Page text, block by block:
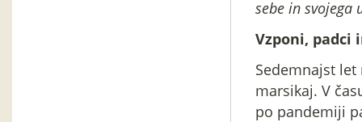
sebe in svojega
Vzponi, padci
Sedemnajst
marsikaj. V
po pandemiji